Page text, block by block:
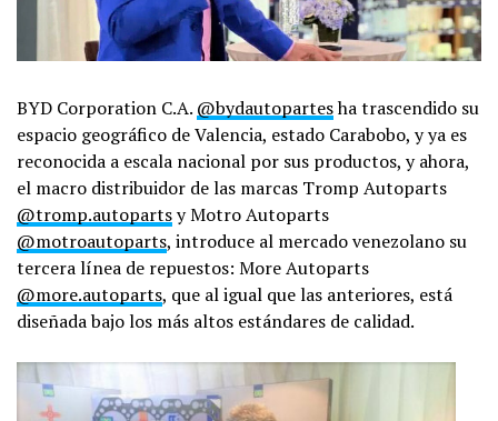
BYD Corporation C.A. @bydautopartesha trascendido su
espacio geográfico de Valencia, estado Carabobo, y ya es
reconocida a escala nacional por sus productos, y ahora,
el macro distribuidor de las marcas Tromp Autoparts
@tromp.autopartsy Motro Autoparts
@motroautoparts, introduce al mercado venezolano su
tercera línea de repuestos: More Autoparts
@more.autoparts, que al igual que las anteriores, está
diseñada bajo los más altos estándares de calidad.